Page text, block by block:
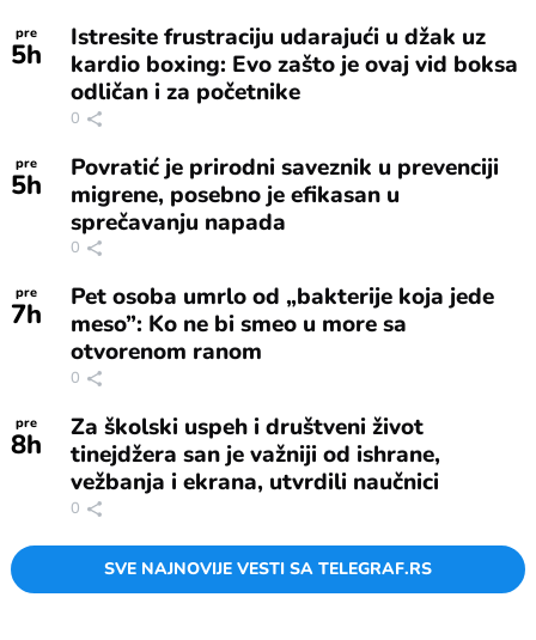
pre
5h
Istresite frustraciju udarajući u džak uz
kardio boxing: Evo zašto je ovaj vid boksa
odličan i za početnike
0
pre
5h
Povratić je prirodni saveznik u prevenciji
migrene, posebno je efikasan u
sprečavanju napada
0
pre
7h
Pet osoba umrlo od „bakterije koja jede
meso”: Ko ne bi smeo u more sa
otvorenom ranom
0
pre
8h
Za školski uspeh i društveni život
tinejdžera san je važniji od ishrane,
vežbanja i ekrana, utvrdili naučnici
0
SVE NAJNOVIJE VESTI SA TELEGRAF.RS